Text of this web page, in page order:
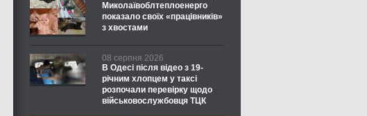
Миколаївоблтеплоенерго
показало своїх «працівників»
з хвостами
08 серпня 2026
В Одесі після відео з 19-
річним хлопцем у таксі
розпочали перевірку щодо
військовослужбовця ТЦК